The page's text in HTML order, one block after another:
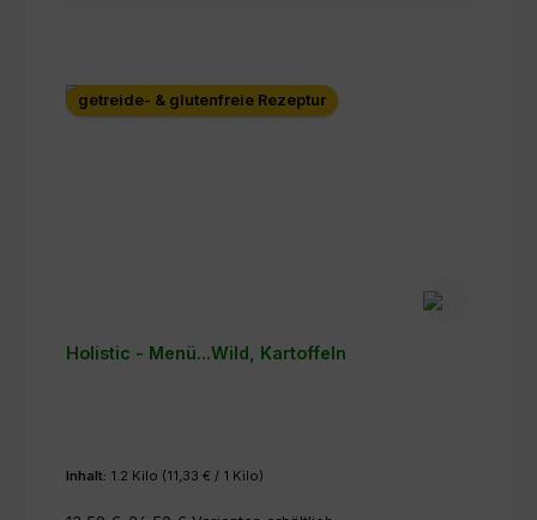
getreide- & glutenfreie Rezeptur
Holistic - Menü...Wild, Kartoffeln
Inhalt: 1.2 Kilo (11,33 € / 1 Kilo)